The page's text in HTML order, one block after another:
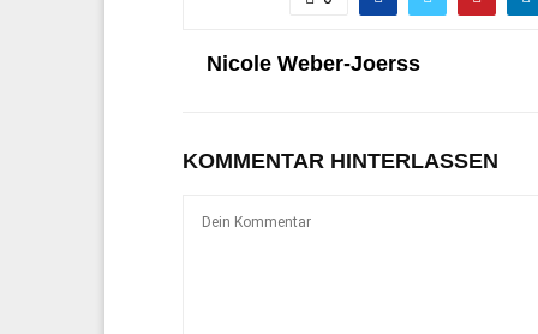
Nicole Weber-Joerss
KOMMENTAR HINTERLASSEN